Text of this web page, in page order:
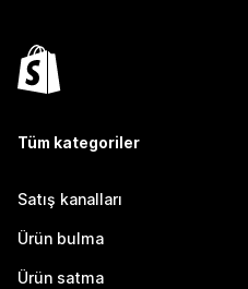
Tüm kategoriler
Satış kanalları
Ürün bulma
Ürün satma